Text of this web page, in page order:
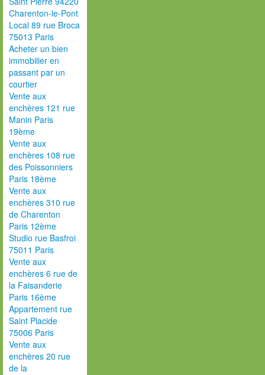
Charenton-le-Pont
Local 89 rue Broca
75013 Paris
Acheter un bien
immobilier en
passant par un
courtier
Vente aux
enchères 121 rue
Manin Paris
19ème
Vente aux
enchères 108 rue
des Poissonniers
Paris 18ème
Vente aux
enchères 310 rue
de Charenton
Paris 12ème
Studio rue Basfroi
75011 Paris
Vente aux
enchères 6 rue de
la Faisanderie
Paris 16ème
Appartement rue
Saint Placide
75006 Paris
Vente aux
enchères 20 rue
de la